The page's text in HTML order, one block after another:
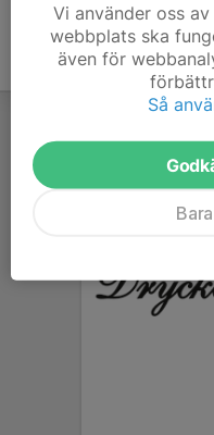
Vi använder oss
webbplats ska
även för
Så